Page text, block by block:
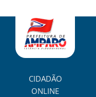
CIDADÃO
ONLINE